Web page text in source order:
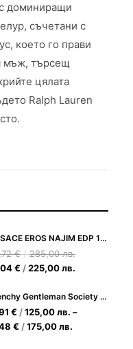
доминиращи
съчетани с
което го прави
мъж, търсещ
цялата
Ralph Lauren
VERSACE EROS NAJIM EDP 100ml
€/285,00лв.
€ /225,00лв.
Givenchy Gentleman Society Extreme EDP Парфюмна вода за Мъже
€ /125,00лв. –
€ /175,00лв.